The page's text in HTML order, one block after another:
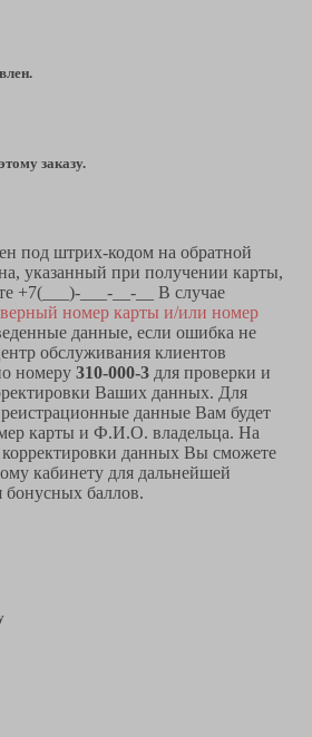
заказу.
под штрих-кодом на обратной
указанный при получении карты,
+7(___)-___-__-__ В случае
номер карты и/или номер
данные, если ошибка не
обслуживания клиентов
номеру 310-000-3 для проверки и
Ваших данных. Для
данные Вам будет
карты и Ф.И.О. владельца. На
данных Вы сможете
кабинету для дальнейшей
бонусных баллов.